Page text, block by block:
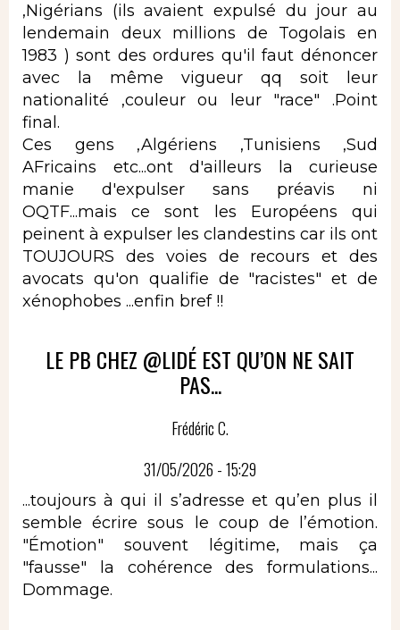
,Nigérians (ils avaient expulsé du jour au
lendemain deux millions de Togolais en
1983 ) sont des ordures qu'il faut dénoncer
avec la même vigueur qq soit leur
nationalité ,couleur ou leur "race" .Point
final.
Ces gens ,Algériens ,Tunisiens ,Sud
AFricains etc...ont d'ailleurs la curieuse
manie d'expulser sans préavis ni
OQTF...mais ce sont les Européens qui
peinent à expulser les clandestins car ils ont
TOUJOURS des voies de recours et des
avocats qu'on qualifie de "racistes" et de
xénophobes ...enfin bref !!
LE PB CHEZ @LIDÉ EST QU’ON NE SAIT
PAS...
Frédéric C.
31/05/2026 - 15:29
...toujours à qui il s’adresse et qu’en plus il
semble écrire sous le coup de l’émotion.
"Émotion" souvent légitime, mais ça
"fausse" la cohérence des formulations...
Dommage.